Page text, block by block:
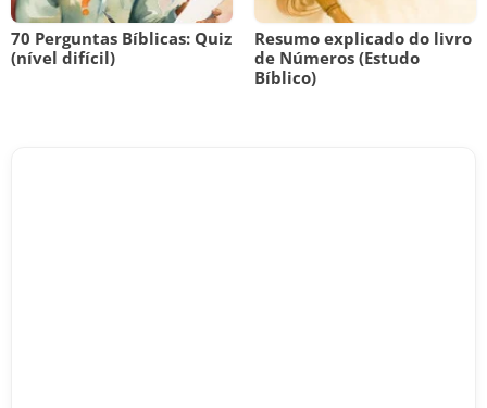
70 Perguntas Bíblicas: Quiz
(nível difícil)
Resumo explicado do livro
de Números (Estudo
Bíblico)